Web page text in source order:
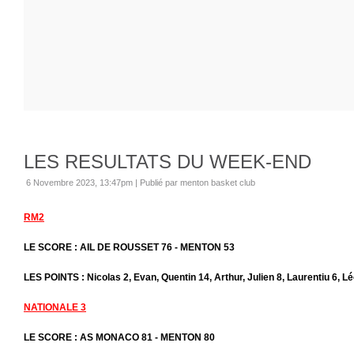
LES RESULTATS DU WEEK-END
6 Novembre 2023, 13:47pm | Publié par menton basket club
RM2
LE SCORE : AIL DE ROUSSET 76 - MENTON 53
LES POINTS : Nicolas 2, Evan, Quentin 14, Arthur, Julien 8, Laurentiu 6,
NATIONALE 3
LE SCORE : AS MONACO 81 - MENTON 80